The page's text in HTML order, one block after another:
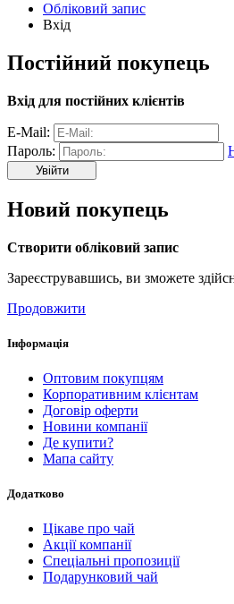
Обліковий запис
Вхід
Постійний покупець
Вхід для постійних клієнтів
E-Mail:
Пароль:
Новий покупець
Створити обліковий запис
Зареєструвавшись, ви зможете
Продовжити
Інформація
Оптовим покупцям
Корпоративним клієнтам
Договір оферти
Новини компанії
Де купити?
Мапа сайту
Додатково
Цікаве про чай
Акції компанії
Спеціальні пропозиції
Подарунковий чай